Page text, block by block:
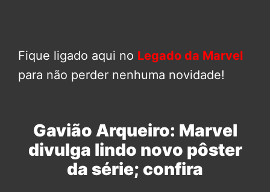
Fique ligado aqui no Legado da Marvel
para não perder nenhuma novidade!
Gavião Arqueiro: Marvel
divulga lindo novo pôster
da série; confira